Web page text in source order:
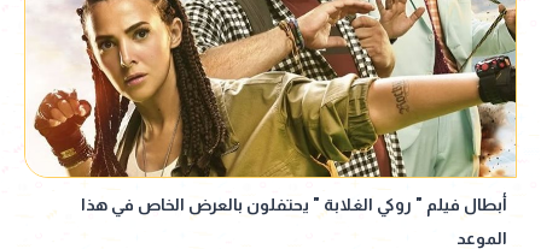
أبطال فيلم " روكي الغلابة " يحتفلون بالعرض الخاص في هذا
الموعد